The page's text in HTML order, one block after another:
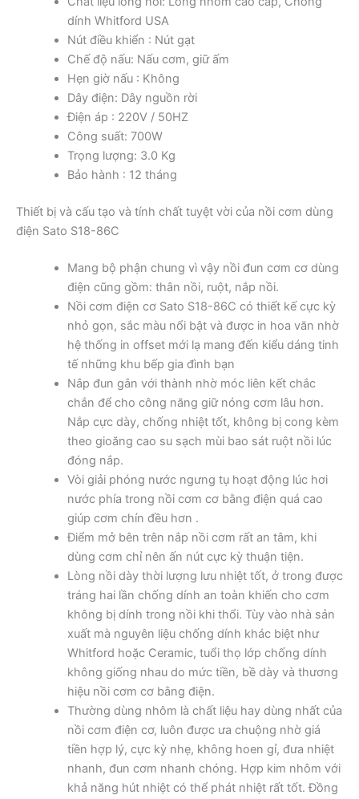
dính Whitford USA
Nút điều khiển : Nút gạt
Chế độ nấu: Nấu cơm, giữ ấm
Hẹn giờ nấu : Không
Dây điện: Dây nguồn rời
Điện áp : 220V / 50HZ
Công suất: 700W
Trọng lượng: 3.0 Kg
Bảo hành : 12 tháng
Thiết bị và cấu tạo và tính chất tuyệt vời của nồi cơm dùng
điện Sato S18-86C
Mang bộ phận chung vì vậy nồi đun cơm cơ dùng
điện cũng gồm: thân nồi, ruột, nắp nồi.
Nồi cơm điện cơ Sato S18-86C có thiết kế cực kỳ
nhỏ gọn, sắc màu nổi bật và được in hoa văn nhờ
hệ thống in offset mới lạ mang đến kiểu dáng tinh
tế những khu bếp gia đình bạn
Nắp đun gắn với thành nhờ móc liên kết chắc
chắn để cho công năng giữ nóng cơm lâu hơn.
Nắp cực dày, chống nhiệt tốt, không bị cong kèm
theo gioăng cao su sạch mùi bao sát ruột nồi lúc
đóng nắp.
Vòi giải phóng nước ngưng tụ hoạt động lúc hơi
nước phía trong nồi cơm cơ bằng điện quá cao
giúp cơm chín đều hơn .
Điểm mở bên trên nắp nồi cơm rất an tâm, khi
dùng cơm chỉ nên ấn nút cực kỳ thuận tiện.
Lòng nồi dày thời lượng lưu nhiệt tốt, ở trong được
tráng hai lần chống dính an toàn khiến cho cơm
không bị dính trong nồi khi thổi. Tùy vào nhà sản
xuất mà nguyên liệu chống dính khác biệt như
Whitford hoặc Ceramic, tuổi thọ lớp chống dính
không giống nhau do mức tiền, bề dày và thương
hiệu nồi cơm cơ bằng điện.
Thường dùng nhôm là chất liệu hay dùng nhất của
nồi cơm điện cơ, luôn được ưa chuộng nhờ giá
tiền hợp lý, cực kỳ nhẹ, không hoen gỉ, đưa nhiệt
nhanh, đun cơm nhanh chóng. Hợp kim nhôm với
khả năng hút nhiệt có thể phát nhiệt rất tốt. Đồng